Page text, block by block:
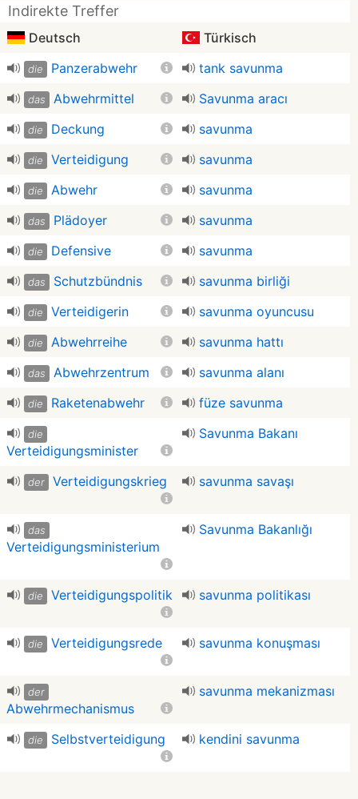
Indirekte Treffer
Deutsch Türkisch
die Panzerabwehr tank savunma
das Abwehrmittel Savunma aracı
die Deckung savunma
die Verteidigung savunma
die Abwehr savunma
das Plädoyer savunma
die Defensive savunma
das Schutzbündnis savunma birliği
die Verteidigerin savunma oyuncusu
die Abwehrreihe savunma hattı
das Abwehrzentrum savunma alanı
die Raketenabwehr füze savunma
die
Verteidigungsminister
Savunma Bakanı
der Verteidigungskrieg savunma savaşı
das
Verteidigungsministerium
Savunma Bakanlığı
die Verteidigungspolitik savunma politikası
die Verteidigungsrede savunma konuşması
der
Abwehrmechanismus
savunma mekanizması
die Selbstverteidigung kendini savunma